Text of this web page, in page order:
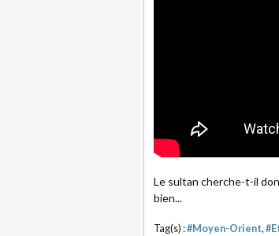
Le sultan cherche-t-il
bien...
Tag(s) :#Moyen-Orient,